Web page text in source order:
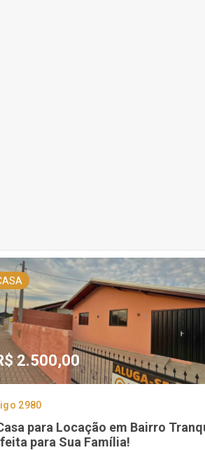
2.500,00
2980
para Locação em Bairro
para Sua Família!